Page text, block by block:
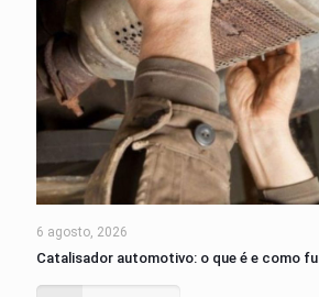
6 agosto, 2026
Catalisador automotivo: o que é e como